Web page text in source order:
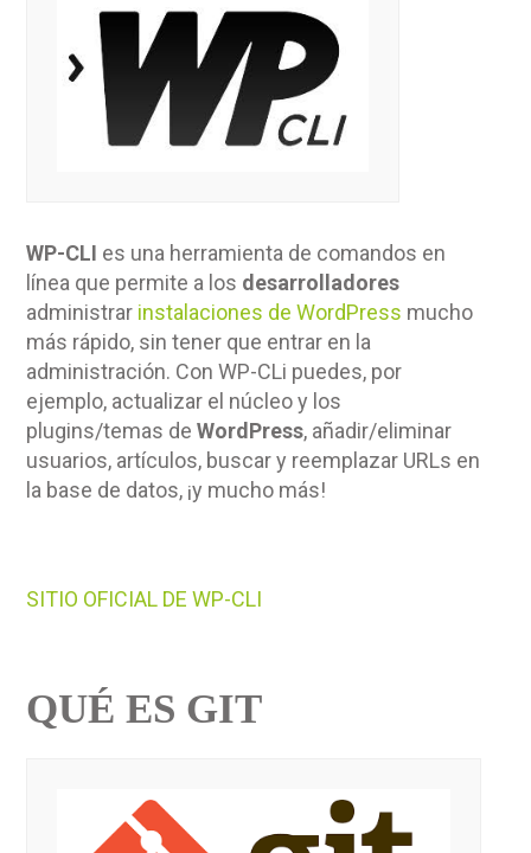
WP-CLI es una herramienta de comandos en
línea que permite a los desarrolladores
administrar instalaciones de WordPress mucho
más rápido, sin tener que entrar en la
administración. Con WP-CLi puedes, por
ejemplo, actualizar el núcleo y los
plugins/temas deWordPress, añadir/eliminar
usuarios, artículos, buscar y reemplazar URLs en
la base de datos, ¡y mucho más!
SITIO OFICIAL DE WP-CLI
QUÉ ES GIT